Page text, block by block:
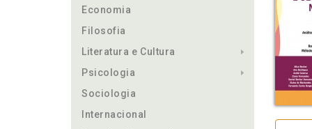
Economia
Filosofia
Literatura e Cultura
Psicologia
Sociologia
Internacional